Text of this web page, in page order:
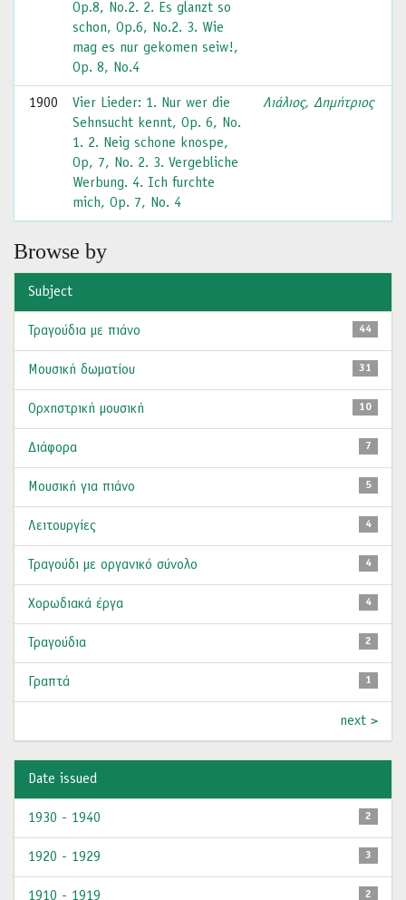
Op.8, No.2. 2. Es glanzt so
schon, Op.6, No.2. 3. Wie
mag es nur gekomen seiw!,
Op. 8, No.4
1900
Vier Lieder: 1. Nur wer die
Sehnsucht kennt, Op. 6, No.
1. 2. Neig schone knospe,
Op, 7, No. 2. 3. Vergebliche
Werbung. 4. Ich furchte
mich, Op. 7, No. 4
Λιάλιος, Δημήτριος
Browse by
Subject
44
Τραγούδια με πιάνο
31
Μουσική δωματίου
10
Ορχηστρική μουσική
7
Διάφορα
5
Μουσική για πιάνο
4
Λειτουργίες
4
Τραγούδι με οργανικό σύνολο
4
Χορωδιακά έργα
2
Τραγούδια
1
Γραπτά
next >
Date issued
2
1930 - 1940
3
1920 - 1929
2
1910 - 1919